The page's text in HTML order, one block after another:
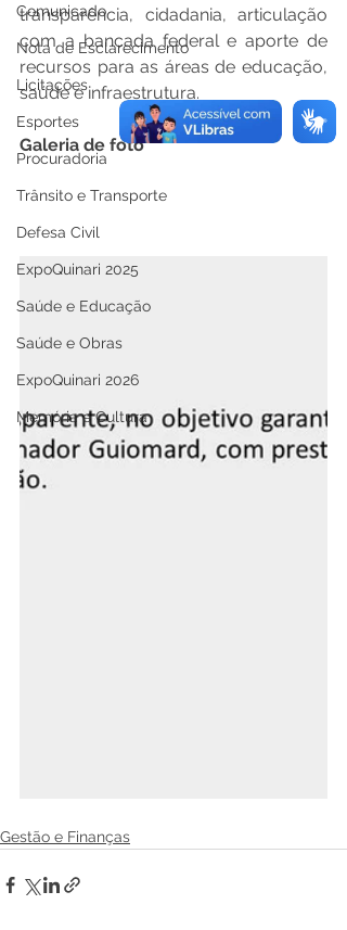
Comunicado
Nota de Esclarecimento
Licitações
Esportes
Procuradoria
Trânsito e Transporte
Defesa Civil
ExpoQuinari 2025
Saúde e Educação
Saúde e Obras
ExpoQuinari 2026
Memória e Cultura
transparência, cidadania, articulação
com a bancada federal e aporte de
recursos para as áreas de educação,
saúde e infraestrutura.
Galeria de foto
Gestão e Finanças